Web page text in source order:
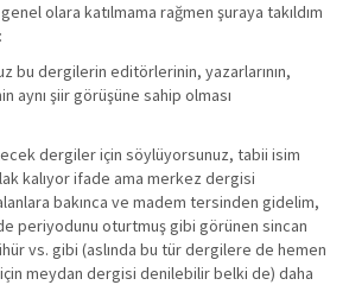
olara katılmama rağmen şuraya takıldım
bu dergilerin editörlerinin, yazarlarının,
aynı şiir görüşüne sahip olması
dergiler için söylüyorsunuz, tabii isim
kalıyor ifade ama merkez dergisi
bakınca ve madem tersinden gidelim,
periyodunu oturtmuş gibi görünen sincan
vs. gibi (aslında bu tür dergilere de hemen
için meydan dergisi denilebilir belki de) daha